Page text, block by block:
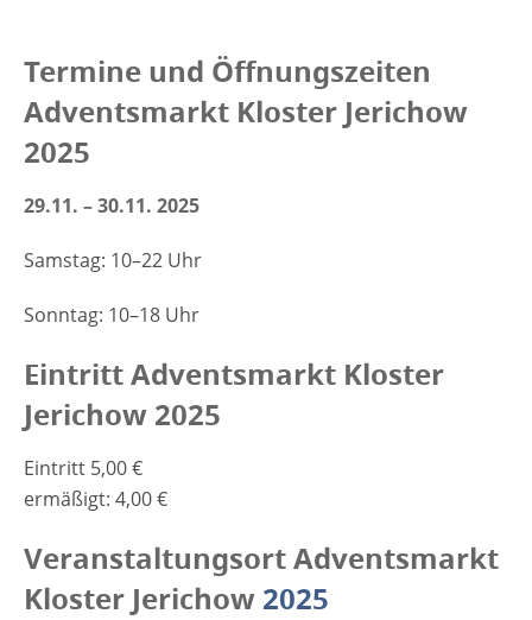
Termine und Öffnungszeiten
Adventsmarkt Kloster Jerichow
2025
29.11. – 30.11. 2025
Samstag: 10–22 Uhr
Sonntag: 10–18 Uhr
Eintritt Adventsmarkt Kloster
Jerichow 2025
Eintritt 5,00 €
ermäßigt: 4,00 €
Veranstaltungsort Adventsmarkt
Kloster Jerichow 2025